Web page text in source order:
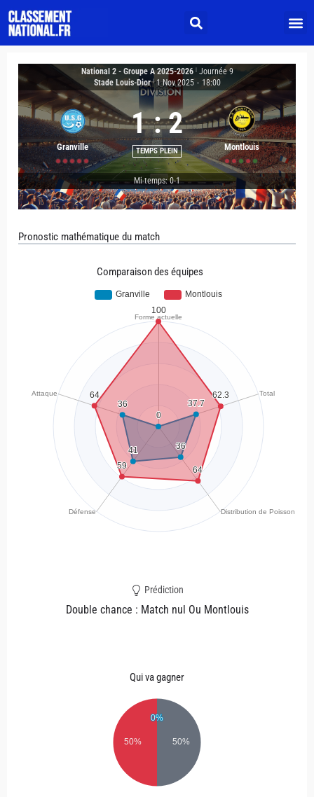
National 2 - Groupe A 2025-2026
Journée 9
Stade Louis-Dior | 1 Nov 2025 - 18:00
Granville
1 : 2
TEMPS PLEIN Montlouis
Mi-temps: 0-1
Pronostic mathématique du match
Comparaison des équipes
Prédiction
Double chance : Match nul Ou Montlouis
Qui va gagner